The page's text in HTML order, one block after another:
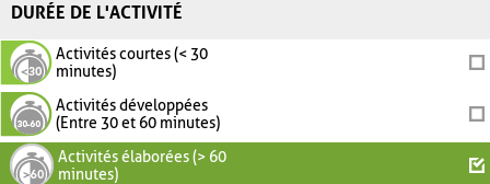
DURÉE DE L'ACTIVITÉ
Activités courtes (< 30
minutes)
Activités développées
(Entre 30 et 60 minutes)
Activités élaborées (> 60
minutes)